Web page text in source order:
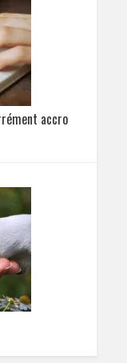
accro